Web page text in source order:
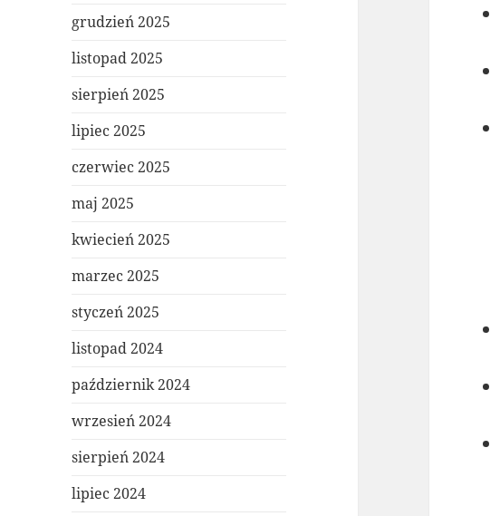
grudzień 2025
listopad 2025
sierpień 2025
lipiec 2025
czerwiec 2025
maj 2025
kwiecień 2025
marzec 2025
styczeń 2025
listopad 2024
październik 2024
wrzesień 2024
sierpień 2024
lipiec 2024